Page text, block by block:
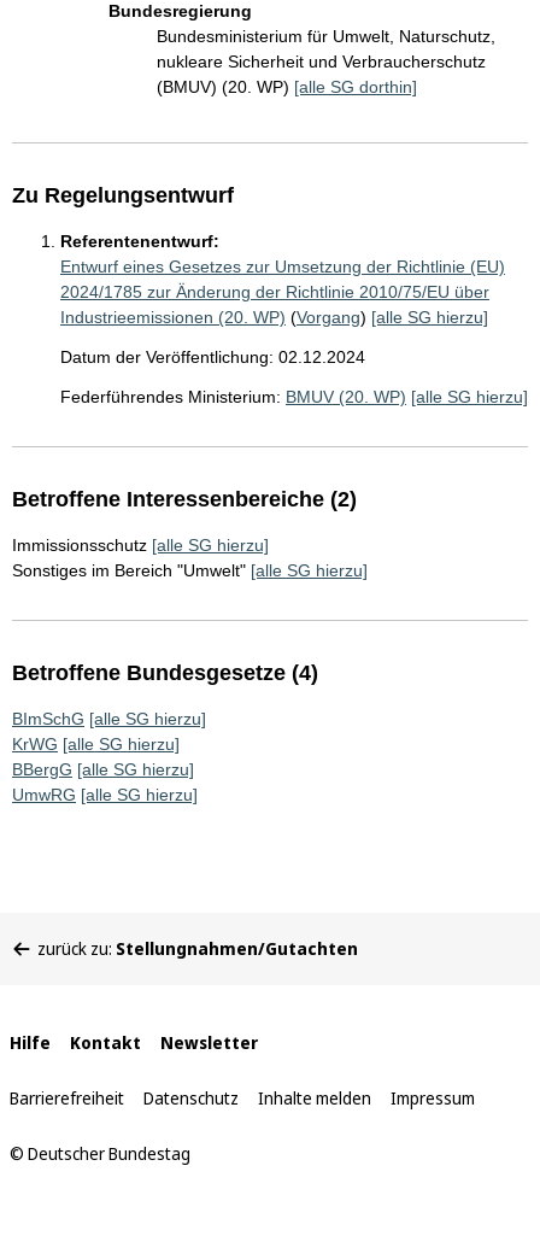
Bundesregierung
Bundesministerium für Umwelt, Naturschutz,
nukleare Sicherheit und Verbraucherschutz
(BMUV) (20. WP) [alle SG dorthin]
Zu Regelungsentwurf
Referentenentwurf:
Entwurf eines Gesetzes zur Umsetzung der Richtlinie (EU)
2024/1785 zur Änderung der Richtlinie 2010/75/EU über
Industrieemissionen (20. WP) (Vorgang) [alle SG hierzu]
Datum der Veröffentlichung: 02.12.2024
Federführendes Ministerium: BMUV (20. WP) [alle SG hierzu]
Betroffene Interessenbereiche (2)
Immissionsschutz [alle SG hierzu]
Sonstiges im Bereich "Umwelt" [alle SG hierzu]
Betroffene Bundesgesetze (4)
BImSchG [alle SG hierzu]
KrWG [alle SG hierzu]
BBergG [alle SG hierzu]
UmwRG [alle SG hierzu]
befinden
zurück zu: Stellungnahmen/Gutachten
Interne
Links
Hilfe Kontakt Newsletter
Barrierefreiheit Datenschutz Inhalte melden Impressum
© Deutscher Bundestag